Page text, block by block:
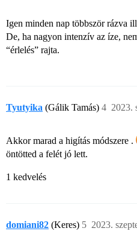
Igen minden nap többször rázva
De, ha nagyon intenzív az íze,
“érlelés” rajta.
Tyutyika (Gálik Tamás) 2023.
4
Akkor marad a higítás módszere .
öntötted a felét jó lett.
1 kedvelés
domiani82 (Keres) 2023.
5